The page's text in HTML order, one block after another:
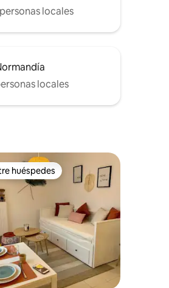
locales
locales
huéspedes
huéspedes